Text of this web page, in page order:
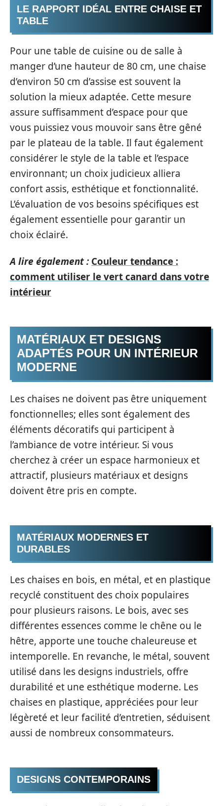
LE RAPPORT IDÉAL ENTRE CHAISE ET
TABLE
Pour une table de cuisine ou de salle à
manger d’une hauteur de 80 cm, une chaise
d’environ 50 cm d’assise est souvent la
solution la mieux adaptée. Cette mesure
assure suffisamment d’espace pour que
vous puissiez vous mouvoir sans être gêné
par le plateau de la table. Il faut également
considérer le style de la table et l’espace
environnant; un choix judicieux alliera
confort assis, esthétique et fonctionnalité.
L’évaluation de vos besoins spécifiques est
également essentielle pour garantir un
choix éclairé.
A lire également : Couleur tendance :
comment utiliser le vert canard dans votre
intérieur
MATÉRIAUX ET DESIGNS
ADAPTÉS POUR UN INTÉRIEUR
MODERNE
Les chaises ne doivent pas être uniquement
fonctionnelles; elles sont également des
éléments décoratifs qui participent à
l’ambiance de votre intérieur. Si vous
cherchez à créer un espace harmonieux et
attractif, plusieurs matériaux et designs
doivent être pris en compte.
MATÉRIAUX MODERNES ET
DURABLES
Les chaises en bois, en métal, et en plastique
recyclé constituent des choix populaires
pour plusieurs raisons. Le bois, avec ses
différentes essences comme le chêne ou le
hêtre, apporte une touche chaleureuse et
intemporelle. En revanche, le métal, souvent
utilisé dans les designs industriels, offre
durabilité et une esthétique moderne. Les
chaises en plastique, appréciées pour leur
légèreté et leur facilité d’entretien, séduisent
aussi de nombreux consommateurs.
DESIGNS CONTEMPORAINS